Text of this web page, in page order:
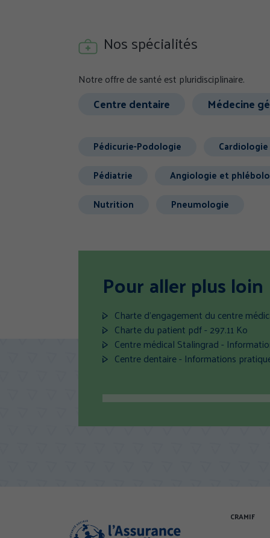
Nos spécialités
Notre offre de santé est pluridisciplinaire.
Centre dentaire Médecine
Pédicurie-Podologie
Cardiologie
Pédiatrie
Angiologie et
Nutrition
Pneumologie
Pour aller plus loin
Charte d’engagement du centre
Charte du patient pdf - 297.11 Ko
Centre médical Stalingrad -
Centre dentaire - Informations
CRAMIF